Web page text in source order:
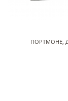
ПОРТМОНЕ,